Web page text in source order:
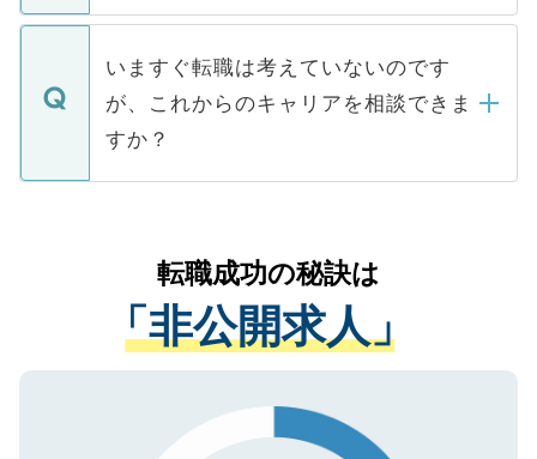
関を公にしてしまうと、応募が殺到する場
に、医療機関が求める条件に合った人材の
みを人材紹介会社に依頼するケースが増え
ています。
定を承諾する必要はありません。内定先へ
の辞退の連絡はキャリアパートナーが行い
個人情報が漏えいすることはありませんの
で、ご安心ください。当サイトからの登録
などで収集したご登録者様の個人情報は、
ご本人のキャリアアップおよび転職活動の
支援を目的に使用いたします。お預かりし
ているすべての個人データはご本人の許可
は、個人情報の取り扱いについての厳密な
管理基準を満たした事業者のみに付与され
る、プライバシーマークを取得済みです。
で、機密保持に関してもご安心ください。
いますぐ転職は考えていないのです
が、これからのキャリアを相談できま
すか？
かがいして、現在の医療機関の状況や紹介
経験をまじえながら、適切なアドバイスを
させていただきます。すぐにご転職をされ
ない方には、長期的なサポートが可能です
ので、まずはご登録ください。
転職成功の秘訣は
「非公開求人」